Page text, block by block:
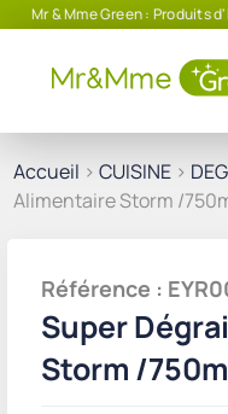
Mr & Mme Green : Produits
Accueil > CUISINE >
Alimentaire Storm /
Référence :
Super
Storm /